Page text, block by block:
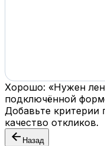
Хорошо: «Нужен
подключённой
Добавьте
качество откликов.
arrow_back Назад